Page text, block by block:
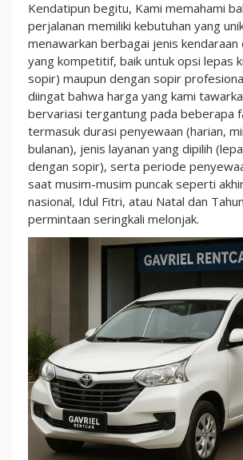
Kendatipun begitu, Kami memahami
perjalanan memiliki kebutuhan yang
menawarkan berbagai jenis kendaraan
yang kompetitif, baik untuk opsi lepas
sopir) maupun dengan sopir
diingat bahwa harga yang kami
bervariasi tergantung pada beberapa
termasuk durasi penyewaan (harian,
bulanan), jenis layanan yang dipilih
dengan sopir), serta periode
saat musim-musim puncak seperti
nasional, Idul Fitri, atau Natal dan
permintaan seringkali melonjak.